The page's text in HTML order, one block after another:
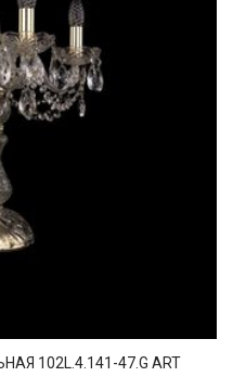
102L.4.141-47.G ART